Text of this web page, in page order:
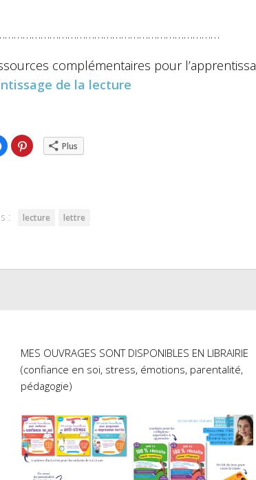
complémentaires pour
de la lecture
Cliquez
pour
partager
Cliquez
pour Plus
: lecture lettre
MES OUVRAGES SONT DISPONIBLES EN LIBRAIRIE
(confiance en soi, stress, émotions, parentalité,
pédagogie)